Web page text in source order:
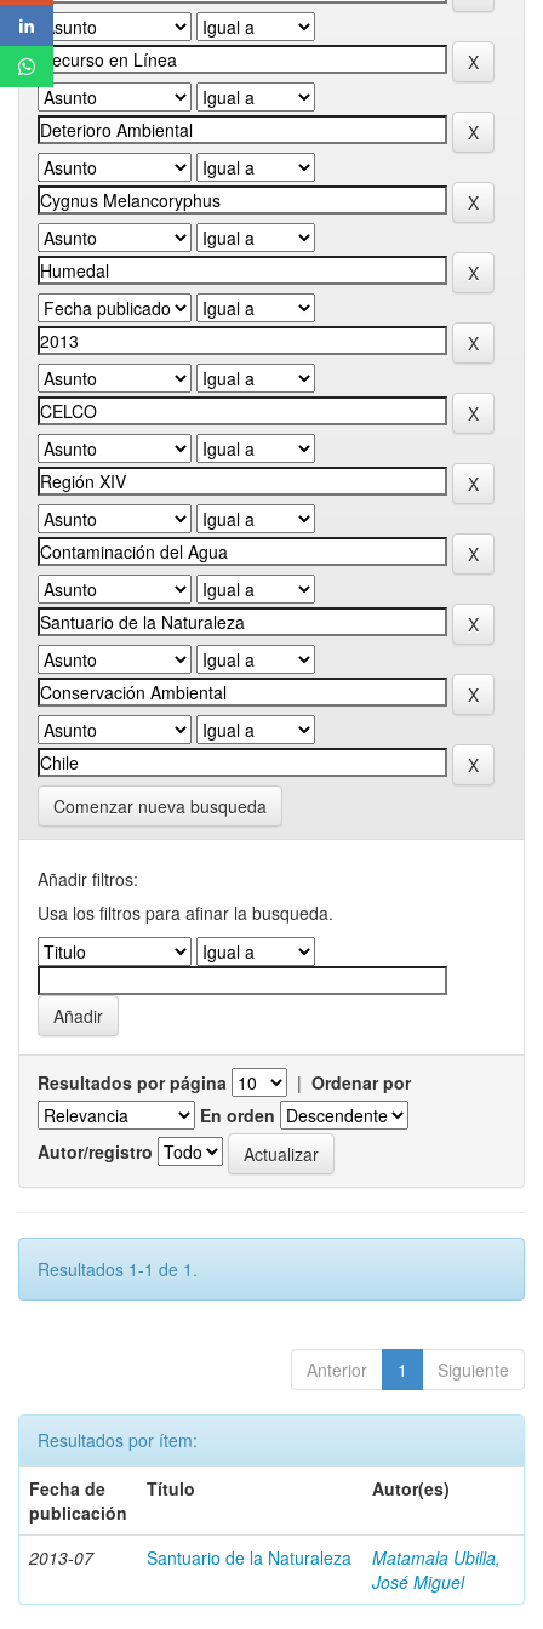
Comenzar nueva busqueda
Añadir filtros:
Usa los filtros para afinar la busqueda.
Resultados por página | Ordenar por
En orden
Autor/registro
Resultados 1-1 de 1.
Anterior 1 Siguiente
Resultados por ítem:
Fecha de
publicación
Título Autor(es)
2013-07 Santuario de la Naturaleza
Matamala Ubilla,
José Miguel